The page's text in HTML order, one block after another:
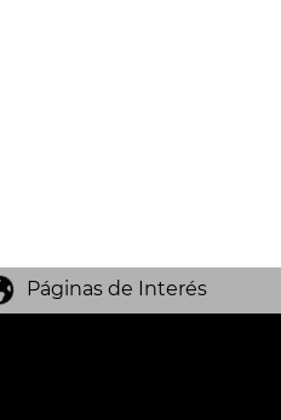
Páginas de Interés